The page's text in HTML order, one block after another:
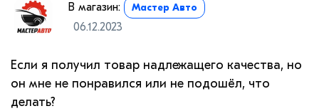
В магазин: Мастер Авто
06.12.2023
Если я получил товар надлежащего качества, но
он мне не понравился или не подошёл, что
делать?